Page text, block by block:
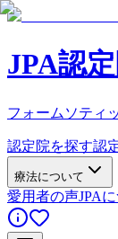
JPA認
フォームソティ
認定院を探す認
療法について
愛用者の声JPA